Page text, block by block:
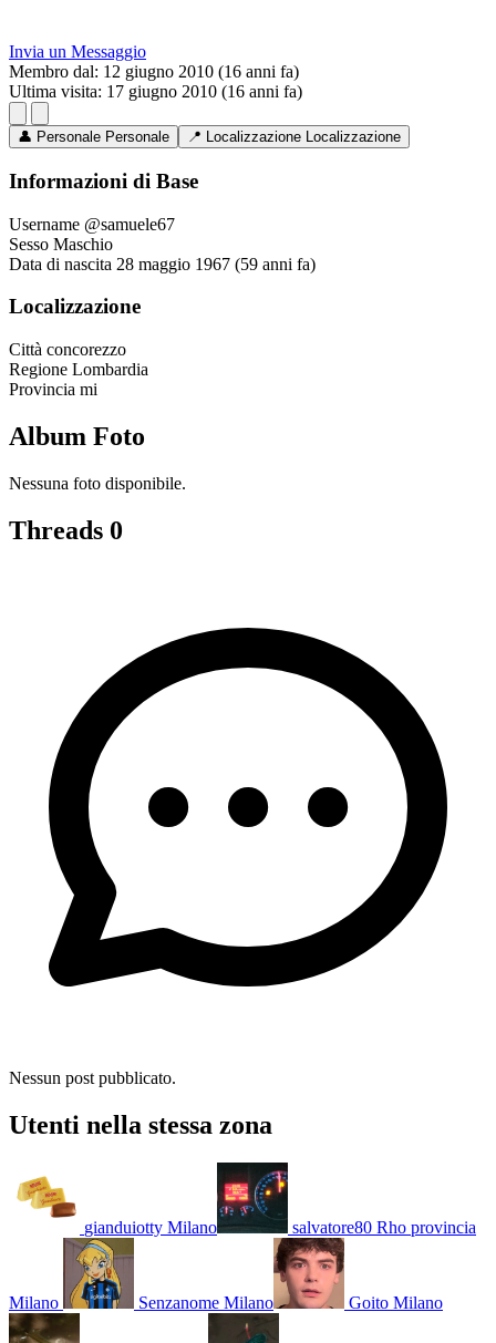
Invia un Messaggio
Membro dal: 12 giugno 2010 (16 anni fa)
Ultima visita: 17 giugno 2010 (16 anni fa)
👤 Personale Personale 📍 Localizzazione Localizzazione
Informazioni di Base
Username @samuele67
Sesso Maschio
Data di nascita 28 maggio 1967 (59 anni fa)
Localizzazione
Città concorezzo
Regione Lombardia
Provincia mi
Album Foto
Nessuna foto disponibile.
Threads 0
Nessun post pubblicato.
Utenti nella stessa zona
gianduiotty Milano salvatore80 Rho provincia
Milano Senzanome Milano Goito Milano